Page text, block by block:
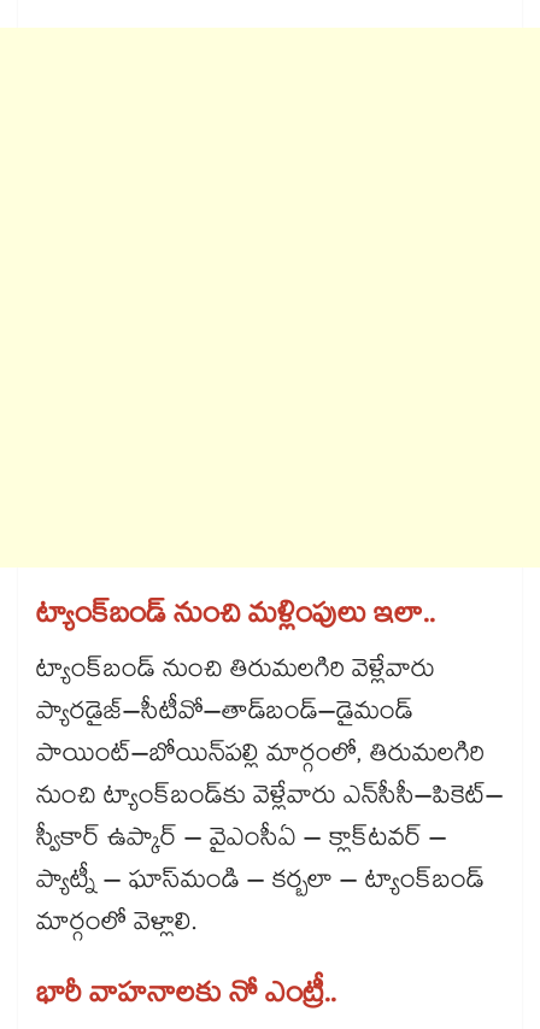
ట్యాంక్​బండ్​ నుంచి మళ్లింపులు ఇలా..
ట్యాంక్‌‌‌‌బండ్ నుంచి తిరుమలగిరి వెళ్లేవారు
ప్యారడైజ్–సీటీవో–తాడ్‌‌‌‌బండ్–డైమండ్
పాయింట్–బోయిన్‌‌‌‌పల్లి మార్గంలో, తిరుమలగిరి
నుంచి ట్యాంక్‌‌‌‌బండ్‌‌‌‌కు వెళ్లేవారు ఎన్‌‌‌‌సీసీ–పికెట్–
స్వీకార్ ఉప్కార్ – వైఎంసీఏ – క్లాక్‌‌‌‌టవర్ –
ప్యాట్నీ – ఘాస్‌‌‌‌మండి – కర్బలా – ట్యాంక్‌‌‌‌బండ్
మార్గంలో వెళ్లాలి.
భారీ వాహనాలకు నో ఎంట్రీ..